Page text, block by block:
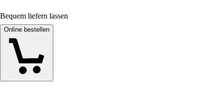
Bequem liefern lassen
Online bestellen